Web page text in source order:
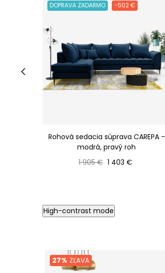
DOPRAVA ZADARMO -502 €
Rohová sedacia súprava CAREPA -
modrá, pravý roh
Bežná cena
1 905 € Cena
1 403 €
High-contrast mode
27% ZĽAVA